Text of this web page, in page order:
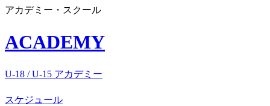
アカデミー・スクール
ACADEMY
U-18 / U-15 アカデミー
スケジュール